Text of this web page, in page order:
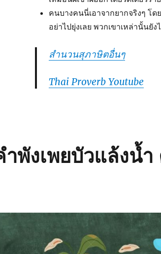
คนบางคนนี่เอาจากยากจริงๆ โด
อย่าไปยุ่งเลย พวกเขาเหล่านั้น
สำนวนสุภาษิตอื่นๆ
Thai Proverb Youtube
พังเพยบัวแล้งน้ำ